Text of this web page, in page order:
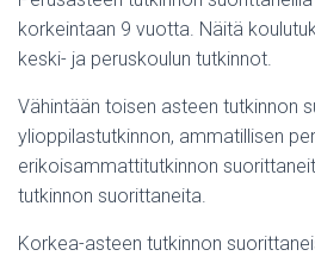
korkeintaan 9 vuotta. Näitä
keski- ja peruskoulun tutkinnot.
Vähintään toisen asteen tutkinnon
ylioppilastutkinnon, ammatillisen
erikoisammattitutkinnon
tutkinnon suorittaneita.
Korkea-asteen tutkinnon